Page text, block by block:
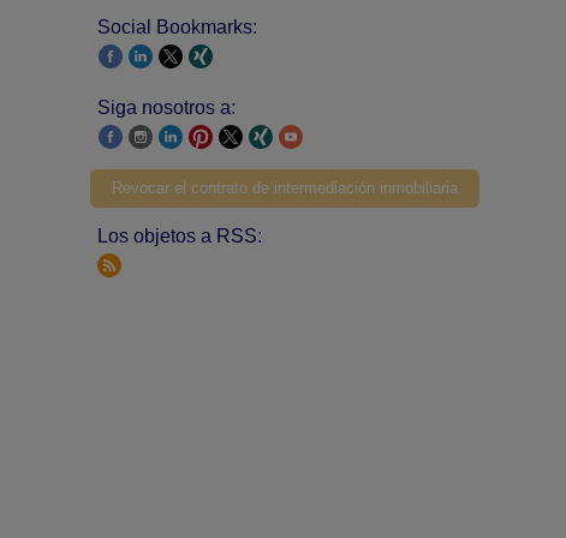
Social Bookmarks:
Siga nosotros a:
Revocar el contrato de intermediación inmobiliaria
Los objetos a RSS: